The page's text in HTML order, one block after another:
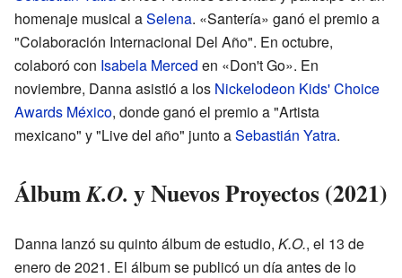
homenaje musical aSelena. «Santería» ganó el premio a
"Colaboración Internacional Del Año". En octubre,
colaboró con Isabela Merced en «Don't Go». En
noviembre, Danna asistió a los Nickelodeon Kids' Choice
Awards México, donde ganó el premio a "Artista
mexicano" y "Live del año" junto aSebastián Yatra.
ÁlbumK.O. y Nuevos Proyectos (2021)
Danna lanzó su quinto álbum de estudio, K.O., el 13 de
enero de 2021. El álbum se publicó un día antes de lo